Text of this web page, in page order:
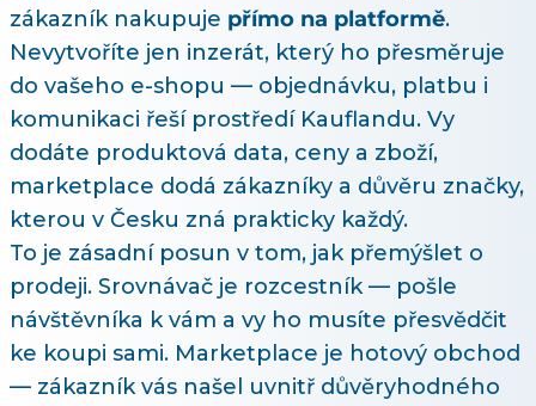
zákazník nakupuje přímo na platformě.
Nevytvoříte jen inzerát, který ho přesměruje
do vašeho e-shopu — objednávku, platbu i
komunikaci řeší prostředí Kauflandu. Vy
dodáte produktová data, ceny a zboží,
marketplace dodá zákazníky a důvěru značky,
kterou v Česku zná prakticky každý.
To je zásadní posun v tom, jak přemýšlet o
prodeji. Srovnávač je rozcestník — pošle
návštěvníka k vám a vy ho musíte přesvědčit
ke koupi sami. Marketplace je hotový obchod
— zákazník vás našel uvnitř důvěryhodného